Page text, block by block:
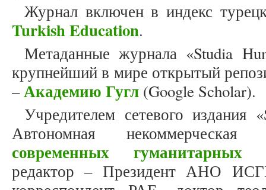
Журнал включен в индекс
Turkish Education.
Метаданные журнала «Studia
крупнейший в мире открытый
–Академию Гугл (Google Scholar).
Учредителем сетевого издания
Автономная
современных гуманитарных
редактор – Президент АНО